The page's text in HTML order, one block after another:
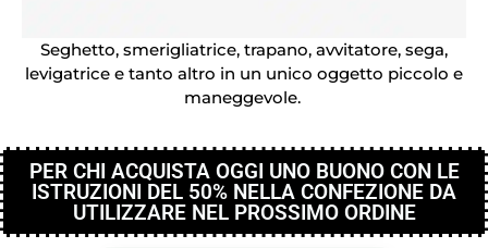
Seghetto, smerigliatrice, trapano, avvitatore, sega,
levigatrice e tanto altro in un unico oggetto piccolo e
maneggevole.
PER CHI ACQUISTA OGGI UNO BUONO CON LE
ISTRUZIONI DEL 50% NELLA CONFEZIONE DA
UTILIZZARE NEL PROSSIMO ORDINE